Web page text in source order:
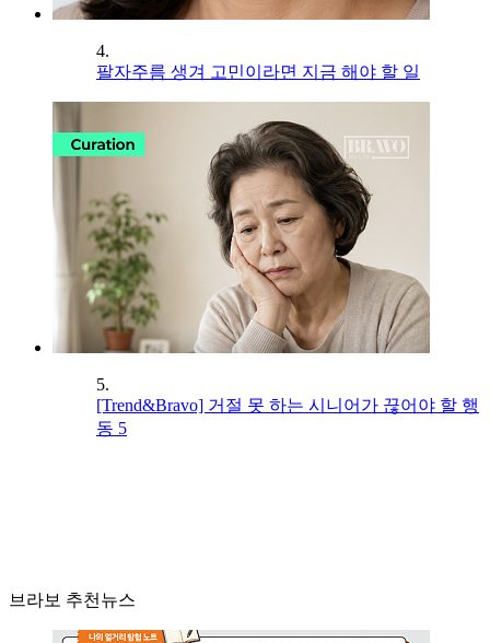
4.
팔자주름 생겨 고민이라면 지금 해야 할 일
5.
[Trend&Bravo] 거절 못 하는 시니어가 끊어야 할 행
동 5
브라보 추천뉴스